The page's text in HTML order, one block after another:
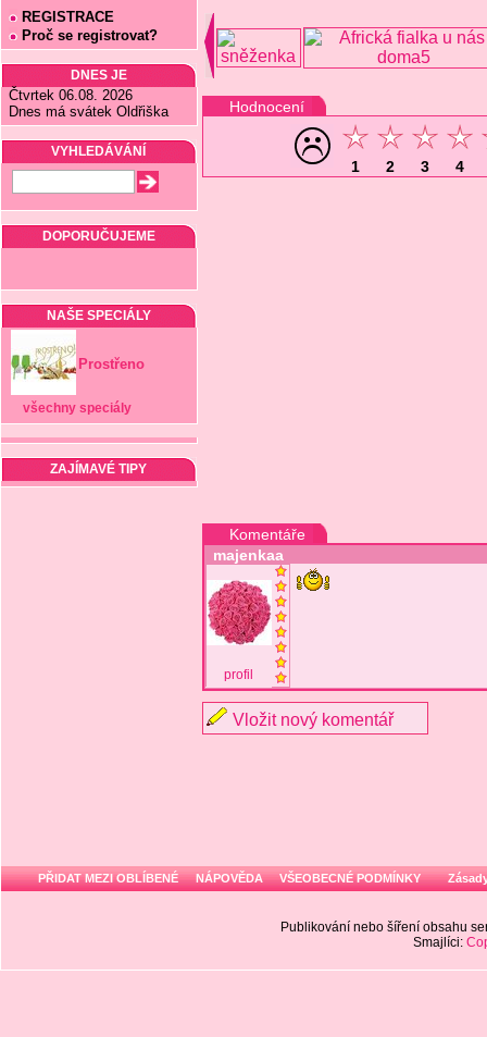
REGISTRACE
Proč se registrovat?
DNES JE
Čtvrtek 06.08. 2026
Dnes má svátek Oldřiška
VYHLEDÁVÁNÍ
DOPORUČUJEME
NAŠE SPECIÁLY
Prostřeno
všechny speciály
ZAJÍMAVÉ TIPY
Hodnocení
1 2 3 4
Komentáře
majenkaa
profil
Vložit nový komentář
PŘIDAT MEZI OBLÍBENÉ NÁPOVĚDA VŠEOBECNÉ PODMÍNKY
Publikování nebo šíření obsahu
Smajlíci: